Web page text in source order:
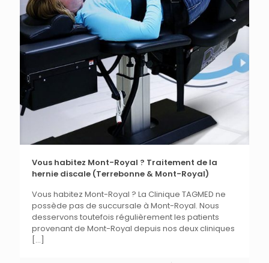
Vous habitez Mont-Royal ? Traitement de la
hernie discale (Terrebonne & Mont-Royal)
Vous habitez Mont-Royal ? La Clinique TAGMED ne
possède pas de succursale à Mont-Royal. Nous
desservons toutefois régulièrement les patients
provenant de Mont-Royal depuis nos deux cliniques
[…]